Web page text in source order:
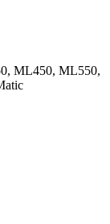
ML450, ML550,